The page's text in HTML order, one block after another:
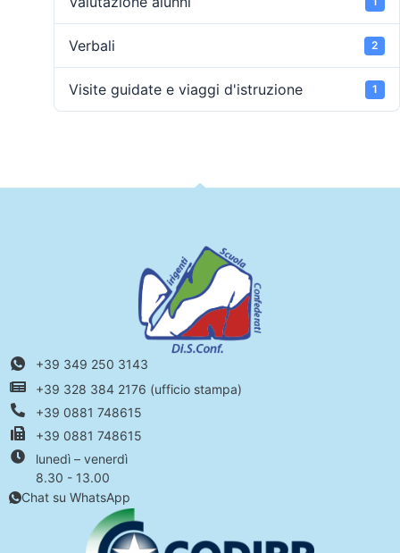
Verbali 2
Visite guidate e viaggi d'istruzione 1
+39 349 250 3143
+39 328 384 2176 (ufficio stampa)
+39 0881 748615
+39 0881 748615
lunedì – venerdì
8.30 - 13.00
Chat su WhatsApp